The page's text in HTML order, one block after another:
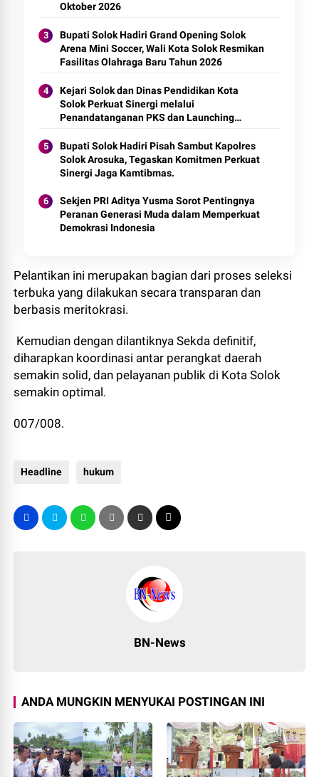
Oktober 2026
Bupati Solok Hadiri Grand Opening Solok
Arena Mini Soccer, Wali Kota Solok Resmikan
Fasilitas Olahraga Baru Tahun 2026
Kejari Solok dan Dinas Pendidikan Kota
Solok Perkuat Sinergi melalui
Penandatanganan PKS dan Launching
Bupati Solok Hadiri Pisah Sambut Kapolres
Solok Arosuka, Tegaskan Komitmen Perkuat
Sinergi Jaga Kamtibmas.
Sekjen PRI Aditya Yusma Sorot Pentingnya
Peranan Generasi Muda dalam Memperkuat
Demokrasi Indonesia
Pelantikan ini merupakan bagian dari proses seleksi
terbuka yang dilakukan secara transparan dan
berbasis meritokrasi.
Kemudian dengan dilantiknya Sekda definitif,
diharapkan koordinasi antar perangkat daerah
semakin solid, dan pelayanan publik di Kota Solok
semakin optimal.
007/008.
Headline hukum
BN-News
ANDA MUNGKIN MENYUKAI POSTINGAN INI